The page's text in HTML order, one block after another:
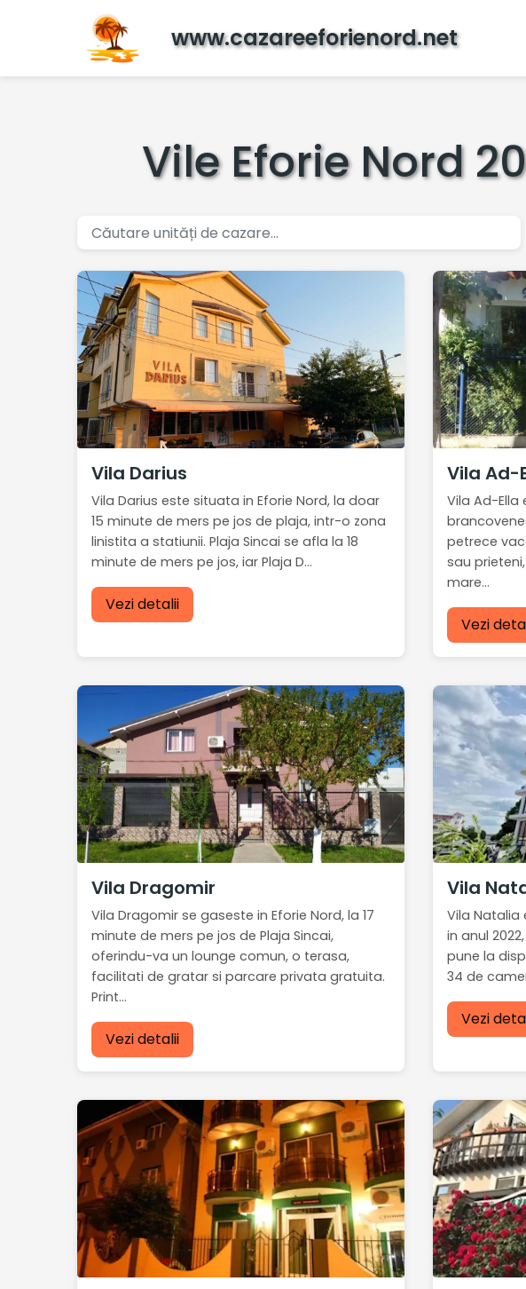
www.cazareeforienord.net
Vile Eforie Nord
Vila Darius
Vila Darius este situata in Eforie Nord, la doar
15 minute de mers pe jos de plaja, intr-o zona
linistita a statiunii. Plaja Sincai se afla la 18
minute de mers pe jos, iar Plaja D...
Vezi detalii
Vila Ad-
Vila Ad-Ella
petrece
sau
mare...
Vezi
Vila Dragomir
Vila Dragomir se gaseste in Eforie Nord, la 17
minute de mers pe jos de Plaja Sincai,
oferindu-va un lounge comun, o terasa,
facilitati de gratar si parcare privata gratuita.
Print...
Vezi detalii
Vila
Vila
in anul
pune la
34 de
Vezi